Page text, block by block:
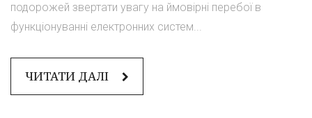
подорожей звертати увагу на ймовірні перебої в
функціонуванні електронних систем...
ЧИТАТИ ДАЛІ